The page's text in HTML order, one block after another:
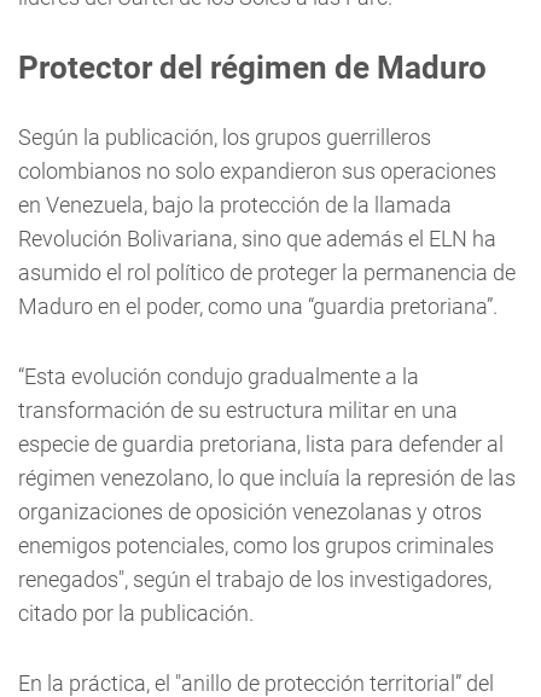
Protector del régimen de Maduro
Según la publicación, los grupos guerrilleros
colombianos no solo expandieron sus operaciones
en Venezuela, bajo la protección de la llamada
Revolución Bolivariana, sino que además el ELN ha
asumido el rol político de proteger la permanencia de
Maduro en el poder, como una “guardia pretoriana”.
“Esta evolución condujo gradualmente a la
transformación de su estructura militar en una
especie de guardia pretoriana, lista para defender al
régimen venezolano, lo que incluía la represión de las
organizaciones de oposición venezolanas y otros
enemigos potenciales, como los grupos criminales
renegados", según el trabajo de los investigadores,
citado por la publicación.
En la práctica, el "anillo de protección territorial” del